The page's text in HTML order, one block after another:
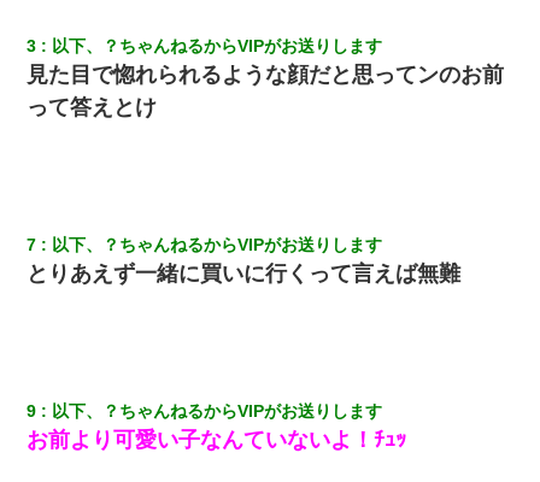
兄の新しい嫁がやらかしすぎて辛い。当たり前のように実家や姪
の幼稚園に来る
【GJ!】会社から帰宅中、広い駐車場にエンジンかけっ放しの車を
夫に癌の余命宣告。その闘病中に長女から信じられない言葉を受
朝起きたら嫁がいなかった。俺（嫁も嫁実家も電話に出ない…不
安だ）→ 仕事を早退して帰宅すると、嫁と嫁両親と知らない男が
２人・・・
3 以下、？ちゃんねるからVIPがお送りします
見た目で惚れられるような顔だと思ってンのお前
って答えとけ
7 以下、？ちゃんねるからVIPがお送りします
とりあえず一緒に買いに行くって言えば無難
9 以下、？ちゃんねるからVIPがお送りします
お前より可愛い子なんていないよ！ﾁｭｯ